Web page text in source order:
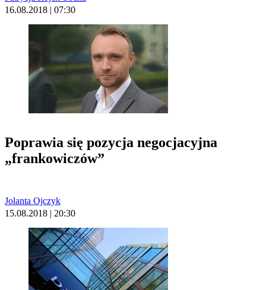
16.08.2018 | 07:30
Poprawia się pozycja negocjacyjna
„frankowiczów”
Jolanta Ojczyk
15.08.2018 | 20:30